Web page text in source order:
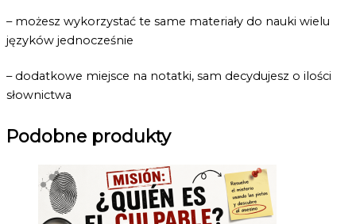
– możesz wykorzystać te same materiały do nauki wielu
języków jednocześnie
– dodatkowe miejsce na notatki, sam decydujesz o ilości
słownictwa
Podobne produkty